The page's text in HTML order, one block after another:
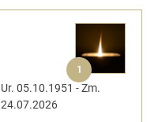
1
Ur. 05.10.1951 -Zm.
24.07.2026